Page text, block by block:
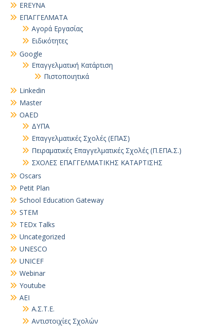
EREYNA
EΠΑΓΓΕΛΜΑΤΑ
Αγορά Εργασίας
Ειδικότητες
Google
Επαγγελματική Κατάρτιση
Πιστοποιητικά
Linkedin
Master
OAED
ΔΥΠΑ
Επαγγελματικές Σχολές (ΕΠΑΣ)
Πειραματικές Επαγγελματικές Σχολές (Π.ΕΠΑ.Σ.)
ΣΧΟΛΕΣ ΕΠΑΓΓΕΛΜΑΤΙΚΗΣ ΚΑΤΑΡΤΙΣΗΣ
Oscars
Petit Plan
School Education Gateway
STEM
TEDx Talks
Uncategorized
UNESCO
UNICEF
Webinar
Youtube
ΑΕΙ
Α.Σ.Τ.Ε.
Αντιστοιχίες Σχολών